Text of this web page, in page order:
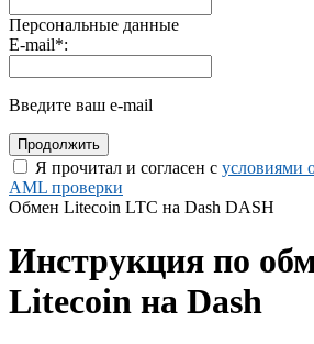
Персональные данные
E-mail*:
Введите ваш e-mail
Я прочитал и согласен с условиями
AML проверки
Обмен Litecoin LTC на Dash DASH
Инструкция по
Litecoin на Dash